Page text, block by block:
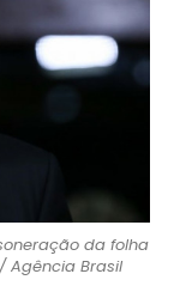
da folha
Agência Brasil